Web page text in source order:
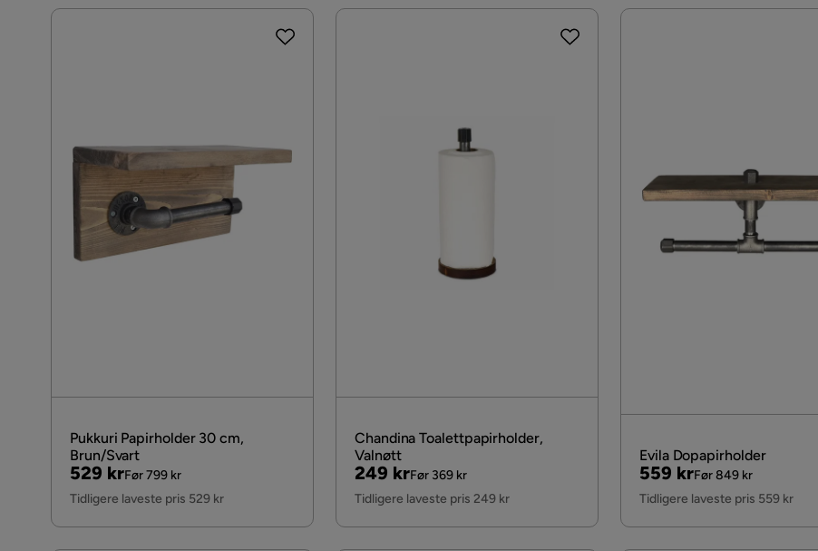
Pukkuri Papirholder 30 cm,
Brun/Svart
Pris
529 kr
Original
Pris
Før 799 kr
Tidligere laveste pris 529 kr
Chandina Toalettpapirholder,
Valnøtt
Pris
249 kr
Original
Pris
Før 369 kr
Tidligere laveste pris 249 kr
Evila Dopapirholder
Pris
559 kr
Original
Pris
Før 849 kr
Tidligere laveste pris 559 kr